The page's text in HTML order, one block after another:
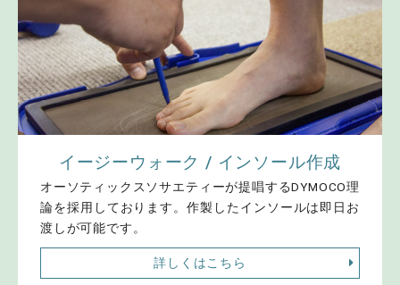
イージーウォーク / インソール作成
オーソティックスソサエティーが提唱するDYMOCO理
論を採用しております。作製したインソールは即日お
渡しが可能です。
詳しくはこちら